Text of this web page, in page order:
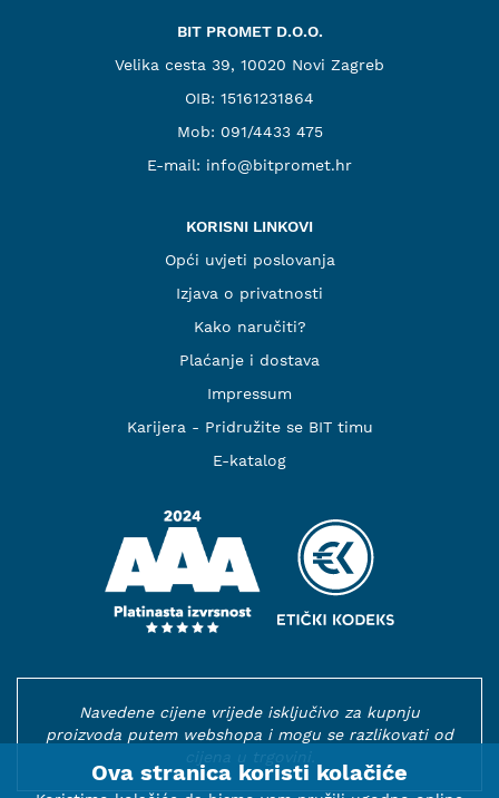
BIT PROMET D.O.O.
Velika cesta 39, 10020 Novi Zagreb
OIB: 15161231864
Mob: 091/4433 475
E-mail: info@bitpromet.hr
KORISNI LINKOVI
Opći uvjeti poslovanja
Izjava o privatnosti
Kako naručiti?
Plaćanje i dostava
Impressum
Karijera - Pridružite se BIT timu
E-katalog
Navedene cijene vrijede isključivo za kupnju
proizvoda putem webshopa i mogu se razlikovati od
Ova stranica koristi kolačiće